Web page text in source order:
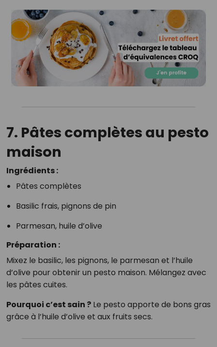
7. Pâtes complètes au pesto
maison
Ingrédients :
Pâtes complètes
Basilic frais, pignons de pin
Parmesan, huile d’olive
Préparation :
Mixez le basilic, les pignons, le parmesan et l’huile
d’olive pour obtenir un pesto maison. Mélangez avec
les pâtes cuites.
Pourquoi c’est sain ?Le pesto apporte de bons gras
grâce à l’huile d’olive et aux fruits secs.